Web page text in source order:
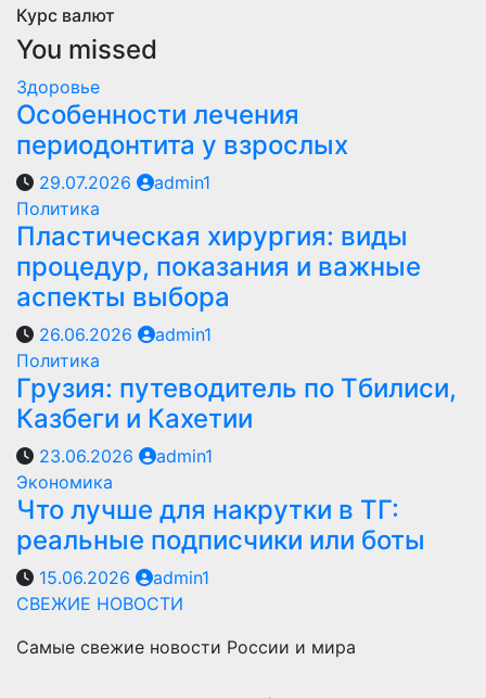
Курс валют
You missed
Здоровье
Особенности лечения
периодонтита у взрослых
29.07.2026
admin1
Политика
Пластическая хирургия: виды
процедур, показания и важные
аспекты выбора
26.06.2026
admin1
Политика
Грузия: путеводитель по Тбилиси,
Казбеги и Кахетии
23.06.2026
admin1
Экономика
Что лучше для накрутки в ТГ:
реальные подписчики или боты
15.06.2026
admin1
СВЕЖИЕ НОВОСТИ
Самые свежие новости России и мира